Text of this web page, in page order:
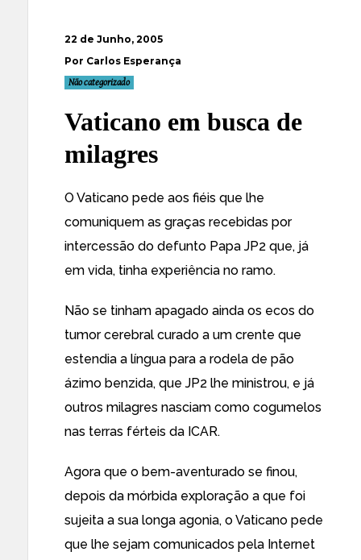
22 de Junho, 2005
Por Carlos Esperança
Não categorizado
Vaticano em busca de
milagres
O Vaticano pede aos fiéis que lhe
comuniquem as graças recebidas por
intercessão do defunto Papa JP2 que, já
em vida, tinha experiência no ramo.
Não se tinham apagado ainda os ecos do
tumor cerebral curado a um crente que
estendia a língua para a rodela de pão
ázimo benzida, que JP2 lhe ministrou, e já
outros milagres nasciam como cogumelos
nas terras férteis da ICAR.
Agora que o bem-aventurado se finou,
depois da mórbida exploração a que foi
sujeita a sua longa agonia, o Vaticano pede
que lhe sejam comunicados pela Internet